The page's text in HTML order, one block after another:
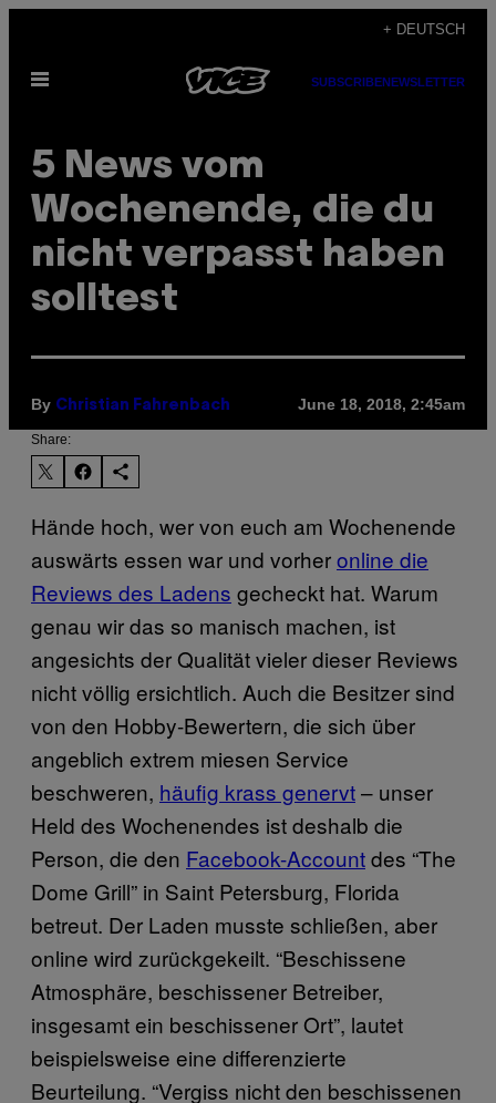
content
+ DEUTSCH
Open
SUBSCRIBENEWSLETTER
5 News vom
Wochenende, die du
nicht verpasst haben
solltest
By Christian Fahrenbach June 18, 2018, 2:45am
Share:
Hände hoch, wer von euch am Wochenende
auswärts essen war und vorheronline die
Reviews des Ladens gecheckt hat. Warum
genau wir das so manisch machen, ist
angesichts der Qualität vieler dieser Reviews
nicht völlig ersichtlich. Auch die Besitzer sind
von den Hobby-Bewertern, die sich über
angeblich extrem miesen Service
beschweren, häufig krass genervt– unser
Held des Wochenendes ist deshalb die
Person, die den Facebook-Accountdes “The
Dome Grill” in Saint Petersburg, Florida
betreut. Der Laden musste schließen, aber
online wird zurückgekeilt. “Beschissene
Atmosphäre, beschissener Betreiber,
insgesamt ein beschissener Ort”, lautet
beispielsweise eine differenzierte
Beurteilung. “Vergiss nicht den beschissenen